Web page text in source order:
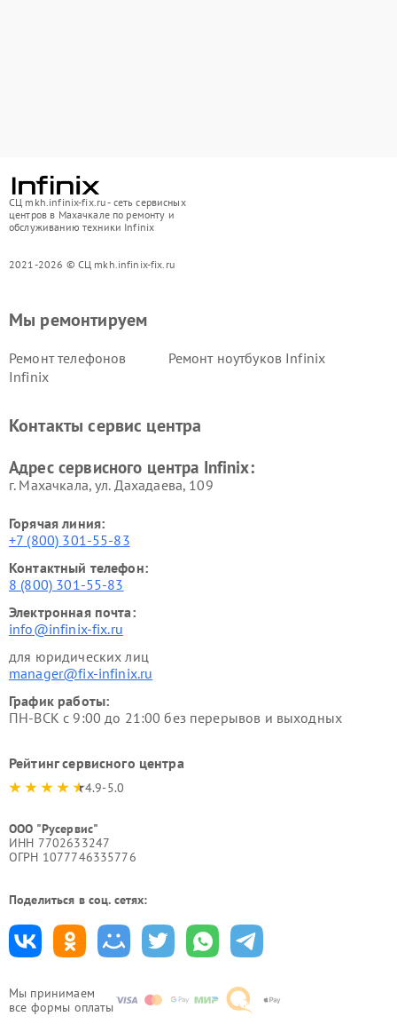
СЦ mkh.infinix-fix.ru - сеть сервисных
центров в Махачкале по ремонту и
обслуживанию техники Infinix
2021-2026 © СЦ mkh.infinix-fix.ru
Мы принимаем
все формы оплаты
Мы ремонтируем
Ремонт телефонов
Infinix
Ремонт ноутбуков Infinix
Контакты сервис центра
Адрес сервисного центра Infinix:
г. Махачкала, ул. Дахадаева, 109
Горячая линия:
+7 (800) 301-55-83
Контактный телефон:
8 (800) 301-55-83
Электронная почта:
info@infinix-fix.ru
для юридических лиц
manager@fix-infinix.ru
График работы:
ПН-ВСК с 9:00 до 21:00 без перерывов и выходных
Рейтинг сервисного центра
4.9-5.0
ООО "Русервис"
ИНН 7702633247
ОГРН 1077746335776
Поделиться в соц. сетях: